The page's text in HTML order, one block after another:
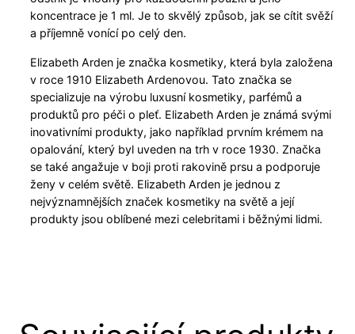
koncentrace je 1 ml. Je to skvělý způsob, jak se cítit svěží
a příjemně vonící po celý den.
Elizabeth Arden je značka kosmetiky, která byla založena
v roce 1910 Elizabeth Ardenovou. Tato značka se
specializuje na výrobu luxusní kosmetiky, parfémů a
produktů pro péči o pleť. Elizabeth Arden je známá svými
inovativními produkty, jako například prvním krémem na
opalování, který byl uveden na trh v roce 1930. Značka
se také angažuje v boji proti rakovině prsu a podporuje
ženy v celém světě. Elizabeth Arden je jednou z
nejvýznamnějších značek kosmetiky na světě a její
produkty jsou oblíbené mezi celebritami i běžnými lidmi.